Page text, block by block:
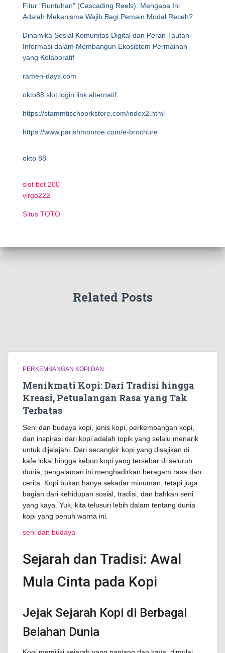
Fitur “Runtuhan” (Cascading Reels): Mengapa Ini
Adalah Mekanisme Wajib Bagi Pemain Modal Receh?
Dinamika Sosial Komunitas Digital dan Peran Tautan
Informasi dalam Membangun Ekosistem Permainan
yang Kolaboratif
ramen-days.com
okto88 slot login link alternatif
https://stammtischporkstore.com/index2.html
https://www.parishmonroe.com/e-brochure
okto 88
slot bet 200
virgo222
Situs TOTO
Related Posts
PERKEMBANGAN KOPI DAN
Menikmati Kopi: Dari Tradisi hingga
Kreasi, Petualangan Rasa yang Tak
Terbatas
Seni dan budaya kopi, jenis kopi, perkembangan kopi,
dan inspirasi dari kopi adalah topik yang selalu menarik
untuk dijelajahi. Dari secangkir kopi yang disajikan di
kafe lokal hingga kebun kopi yang tersebar di seluruh
dunia, pengalaman ini menghadirkan beragam rasa dan
cerita. Kopi bukan hanya sekadar minuman, tetapi juga
bagian dari kehidupan sosial, tradisi, dan bahkan seni
yang kaya. Yuk, kita telusuri lebih dalam tentang dunia
kopi yang penuh warna ini.
seni dan budaya
Sejarah dan Tradisi: Awal
Mula Cinta pada Kopi
Jejak Sejarah Kopi di Berbagai
Belahan Dunia